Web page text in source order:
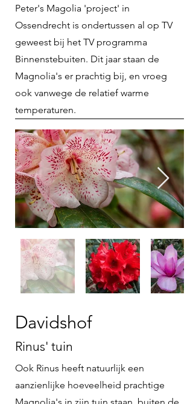
Peter's Magolia 'project' in
Ossendrecht is ondertussen al op TV
geweest bij het TV programma
Binnenstebuiten. Dit jaar staan de
Magnolia's er prachtig bij, en vroeg
ook vanwege de relatief warme
temperaturen.
Davidshof
Rinus' tuin
Ook Rinus heeft natuurlijk een
aanzienlijke hoeveelheid prachtige